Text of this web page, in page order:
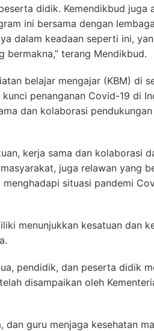
didik. Kemendikbud juga
ini bersama dengan
dalam keadaan seperti ini,
bermakna,” terang Mendikbud.
belajar mengajar (KBM) di
penanganan Covid-19 di
dan kolaborasi
kerja sama dan kolaborasi
juga relawan yang
situasi pandemi
menunjukkan kesatuan dan
pendidik, dan peserta didik
disampaikan oleh
dan guru menjaga kesehatan